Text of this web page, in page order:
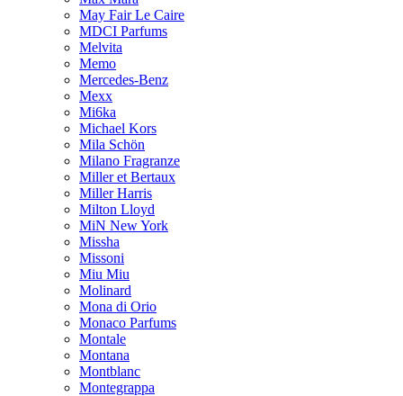
May Fair Le Caire
MDCI Parfums
Melvita
Memo
Mercedes-Benz
Mexx
Mi6ka
Michael Kors
Mila Schön
Milano Fragranze
Miller et Bertaux
Miller Harris
Milton Lloyd
MiN New York
Missha
Missoni
Miu Miu
Molinard
Mona di Orio
Monaco Parfums
Montale
Montana
Montblanc
Montegrappa